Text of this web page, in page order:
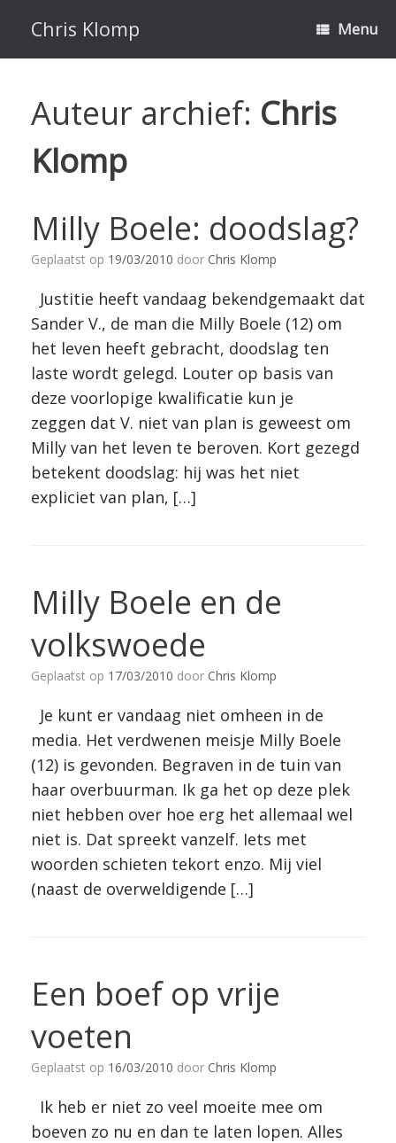
inhoud
Chris Klomp Menu
Auteur archief: Chris
Klomp
Milly Boele: doodslag?
Geplaatst op 19/03/2010 door Chris Klomp
Justitie heeft vandaag bekendgemaakt dat
Sander V., de man die Milly Boele (12) om
het leven heeft gebracht, doodslag ten
laste wordt gelegd. Louter op basis van
deze voorlopige kwalificatie kun je
zeggen dat V. niet van plan is geweest om
Milly van het leven te beroven. Kort gezegd
betekent doodslag: hij was het niet
expliciet van plan, […]
Milly Boele en de
volkswoede
Geplaatst op 17/03/2010 door Chris Klomp
Je kunt er vandaag niet omheen in de
media. Het verdwenen meisje Milly Boele
(12) is gevonden. Begraven in de tuin van
haar overbuurman. Ik ga het op deze plek
niet hebben over hoe erg het allemaal wel
niet is. Dat spreekt vanzelf. Iets met
woorden schieten tekort enzo. Mij viel
(naast de overweldigende […]
Een boef op vrije
voeten
Geplaatst op 16/03/2010 door Chris Klomp
Ik heb er niet zo veel moeite mee om
boeven zo nu en dan te laten lopen. Alles